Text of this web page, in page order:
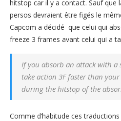
hitstop car il y a contact. Sauf que
persos devraient être figés le
Capcom a décidé que celui qui
freeze 3 frames avant celui qui a
If you absorb an attack with a
take action 3F faster than
during the hitstop of the
Comme d’habitude ces